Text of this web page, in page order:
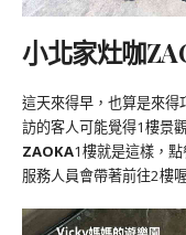
小北家灶咖
這天來得早，也算是來
訪的客人可能覺得1樓景
ZAOKA1樓就是這樣，
服務人員會帶著前往2樓